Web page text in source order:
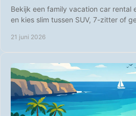
Bekijk een family vacation car rental
en kies slim tussen SUV, 7-zitter of
21 juni 2026